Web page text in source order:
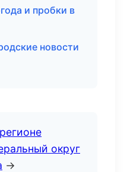
и пробки в
новости
округ
→